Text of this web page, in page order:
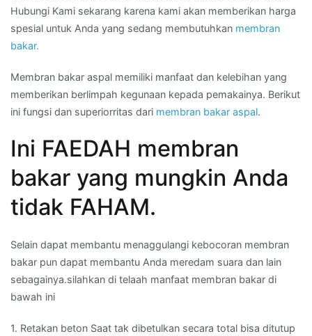
Hubungi Kami sekarang karena kami akan memberikan harga
spesial untuk Anda yang sedang membutuhkan membran
bakar.
Membran bakar aspal memiliki manfaat dan kelebihan yang
memberikan berlimpah kegunaan kepada pemakainya. Berikut
ini fungsi dan superiorritas dari membran bakar aspal.
Ini FAEDAH membran
bakar yang mungkin Anda
tidak FAHAM.
Selain dapat membantu menaggulangi kebocoran membran
bakar pun dapat membantu Anda meredam suara dan lain
sebagainya.silahkan di telaah manfaat membran bakar di
bawah ini
1. Retakan beton Saat tak dibetulkan secara total bisa ditutup